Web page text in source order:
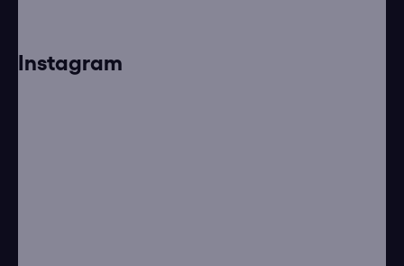
Instagram